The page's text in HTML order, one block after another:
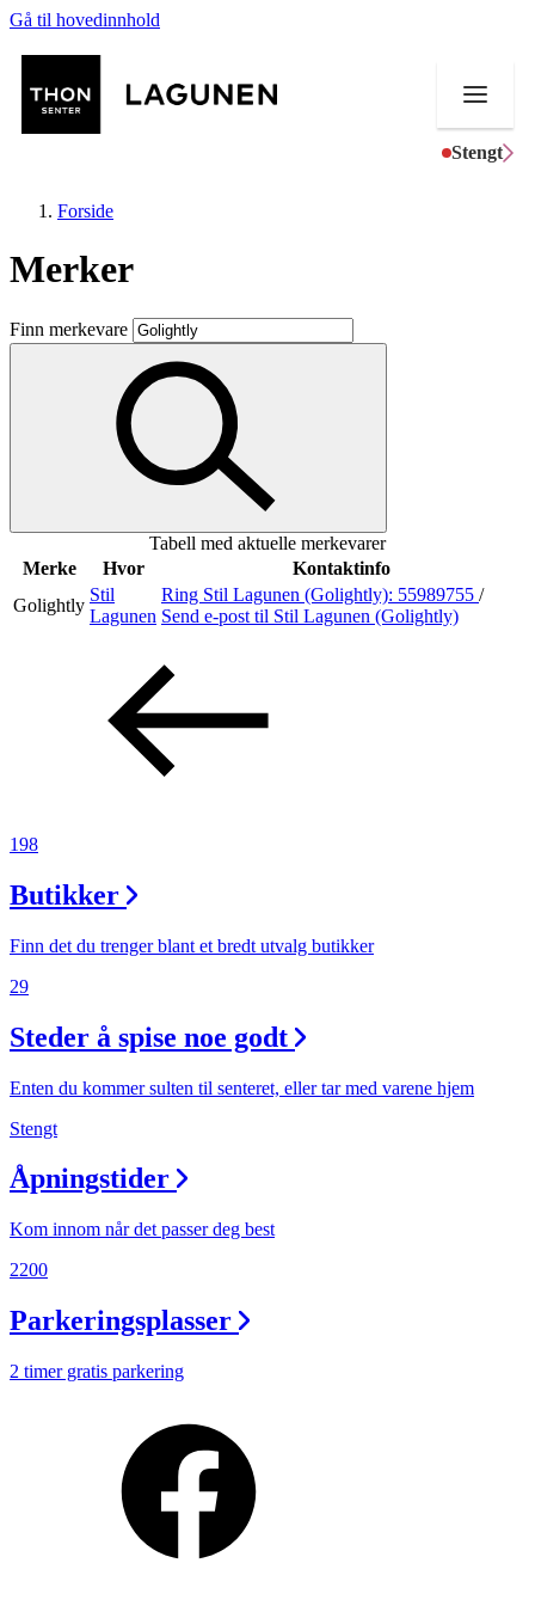
Gå til hovedinnhold
Stengt
Butikker
Mat og drikke
Aktiviteter
Inspirasjon
Åpningstider
Praktisk informasjon
Ledige stillinger
Magasin
Finn frem
Forside
Merker
Finn merkevare
Tabell med aktuelle merkevarer
Merke
Hvor
Kontaktinfo
Golightly
Stil
Lagunen
Ring Stil Lagunen (Golightly): 55989755 /
Send e-post til Stil Lagunen (Golightly)
198
Butikker
Finn det du trenger blant et bredt utvalg butikker
29
Steder å spise noe godt
Enten du kommer sulten til senteret, eller tar med varene hjem
Stengt
Åpningstider
Kom innom når det passer deg best
2200
Parkeringsplasser
2 timer gratis parkering